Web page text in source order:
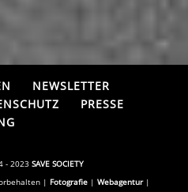
NEWSLETTER
PRESSE
- 2023SAVE SOCIETY
| Fotografie |Webagentur|